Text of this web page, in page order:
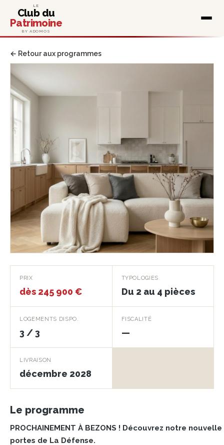
LE
Club du
Patrimoine
BY ADOMOS
← Retour aux programmes
Prochainement
BEZONS · 95870
PRIX
dès 245 900 €
TYPOLOGIES
Du 2 au 4 pièces
LOGEMENTS DISPO.
3 / 3
FISCALITÉ
—
LIVRAISON
décembre 2028
Le programme
PROCHAINEMENT À BEZONS ! Découvrez notre
portes de La Défense.